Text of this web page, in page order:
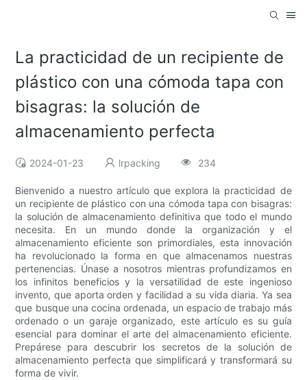
La practicidad de un recipiente de
plástico con una cómoda tapa con
bisagras: la solución de
almacenamiento perfecta
2024-01-23 lrpacking 234
Bienvenido a nuestro artículo que explora la practicidad de
un recipiente de plástico con una cómoda tapa con bisagras:
la solución de almacenamiento definitiva que todo el mundo
necesita. En un mundo donde la organización y el
almacenamiento eficiente son primordiales, esta innovación
ha revolucionado la forma en que almacenamos nuestras
pertenencias. Únase a nosotros mientras profundizamos en
los infinitos beneficios y la versatilidad de este ingenioso
invento, que aporta orden y facilidad a su vida diaria. Ya sea
que busque una cocina ordenada, un espacio de trabajo más
ordenado o un garaje organizado, este artículo es su guía
esencial para dominar el arte del almacenamiento eficiente.
Prepárese para descubrir los secretos de la solución de
almacenamiento perfecta que simplificará y transformará su
forma de vivir.